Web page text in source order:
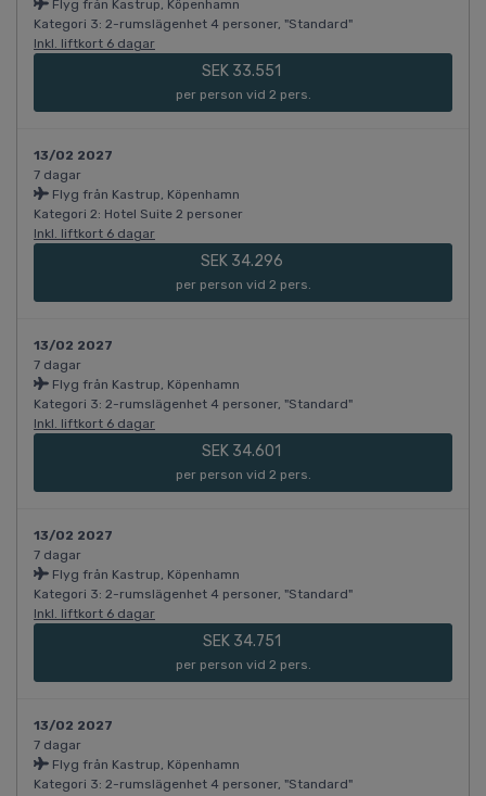
Flyg från Kastrup, Köpenhamn
Kategori 3: 2-rumslägenhet 4 personer, "Standard"
Inkl. liftkort 6 dagar
SEK 33.551
per person vid 2 pers.
13/02 2027
7 dagar
Flyg från Kastrup, Köpenhamn
Kategori 2: Hotel Suite 2 personer
Inkl. liftkort 6 dagar
SEK 34.296
per person vid 2 pers.
13/02 2027
7 dagar
Flyg från Kastrup, Köpenhamn
Kategori 3: 2-rumslägenhet 4 personer, "Standard"
Inkl. liftkort 6 dagar
SEK 34.601
per person vid 2 pers.
13/02 2027
7 dagar
Flyg från Kastrup, Köpenhamn
Kategori 3: 2-rumslägenhet 4 personer, "Standard"
Inkl. liftkort 6 dagar
SEK 34.751
per person vid 2 pers.
13/02 2027
7 dagar
Flyg från Kastrup, Köpenhamn
Kategori 3: 2-rumslägenhet 4 personer, "Standard"